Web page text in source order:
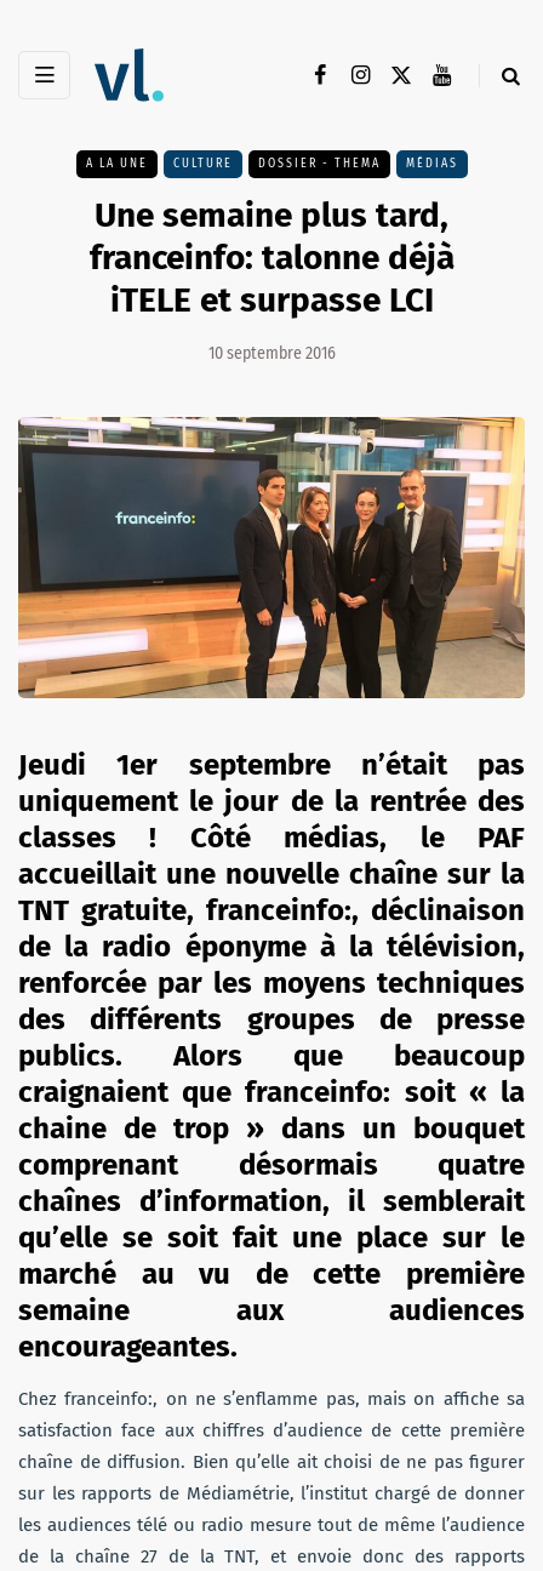
A LA UNE CULTURE DOSSIER - THEMA MÉDIAS
Une semaine plus tard,
franceinfo: talonne déjà
iTELE et surpasse LCI
10 septembre 2016
Jeudi 1er septembre n’était pas
uniquement le jour de la rentrée des
classes ! Côté médias, le PAF
accueillait une nouvelle chaîne sur la
TNT gratuite, franceinfo:, déclinaison
de la radio éponyme à la télévision,
renforcée par les moyens techniques
des différents groupes de presse
publics. Alors que beaucoup
craignaient que franceinfo: soit « la
chaine de trop » dans un bouquet
comprenant désormais quatre
chaînes d’information, il semblerait
qu’elle se soit fait une place sur le
marché au vu de cette première
semaine aux audiences
encourageantes.
Chez franceinfo:, on ne s’enflamme pas, mais on affiche sa
satisfaction face aux chiffres d’audience de cette première
chaîne de diffusion. Bien qu’elle ait choisi de ne pas figurer
sur les rapports de Médiamétrie, l’institut chargé de donner
les audiences télé ou radio mesure tout de même l’audience
de la chaîne 27 de la TNT, et envoie donc des rapports